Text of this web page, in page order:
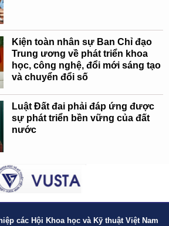
Kiện toàn nhân sự Ban Chỉ đạo
Trung ương về phát triển khoa
học, công nghệ, đổi mới sáng tạo
và chuyển đổi số
Luật Đất đai phải đáp ứng được
sự phát triển bền vững của đất
nước
các Hội Khoa học và Kỹ thuật Việt Nam